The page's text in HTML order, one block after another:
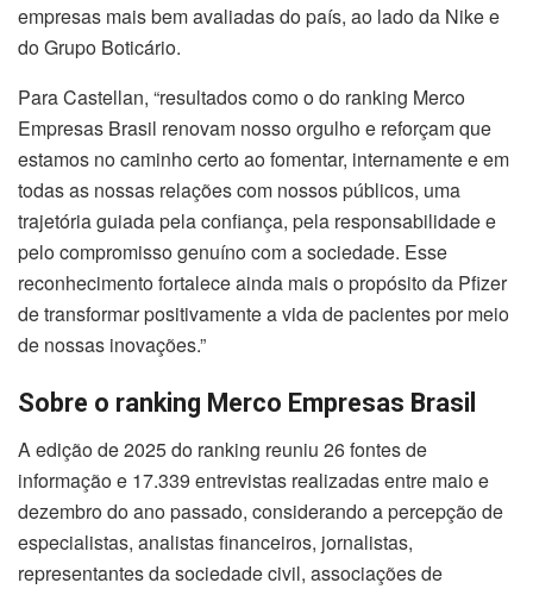
empresas mais bem avaliadas do país, ao lado da Nike e
do Grupo Boticário.
Para Castellan, “resultados como o do ranking Merco
Empresas Brasil renovam nosso orgulho e reforçam que
estamos no caminho certo ao fomentar, internamente e em
todas as nossas relações com nossos públicos, uma
trajetória guiada pela confiança, pela responsabilidade e
pelo compromisso genuíno com a sociedade. Esse
reconhecimento fortalece ainda mais o propósito da Pfizer
de transformar positivamente a vida de pacientes por meio
de nossas inovações.”
Sobre o ranking Merco Empresas Brasil
A edição de 2025 do ranking reuniu 26 fontes de
informação e 17.339 entrevistas realizadas entre maio e
dezembro do ano passado, considerando a percepção de
especialistas, analistas financeiros, jornalistas,
representantes da sociedade civil, associações de